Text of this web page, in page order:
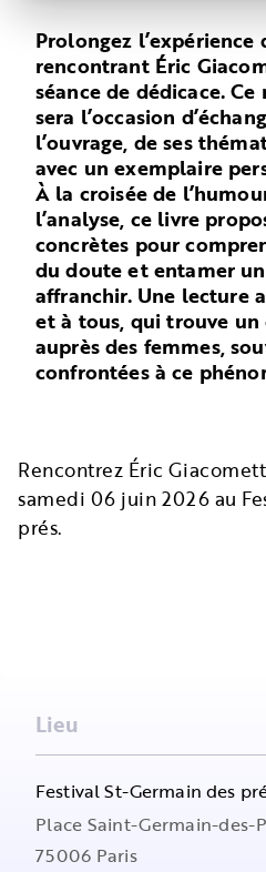
Prolongez l’expérience
rencontrant Éric
séance de dédicace.
sera l’occasion
l’ouvrage, de ses
avec un exemplaire
À la croisée de
l’analyse, ce livre
concrètes pour
du doute et entamer
affranchir. Une lecture
et à tous, qui trouve
auprès des femmes,
confrontées à ce
Rencontrez Éric
samedi 06 juin 2026 au
prés.
Lieu
Festival St-Germain des
Place Saint-Germain-des-
75006 Paris